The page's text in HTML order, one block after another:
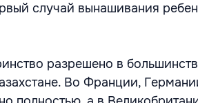
случай вынашивания
разрешено в
Во Франции,